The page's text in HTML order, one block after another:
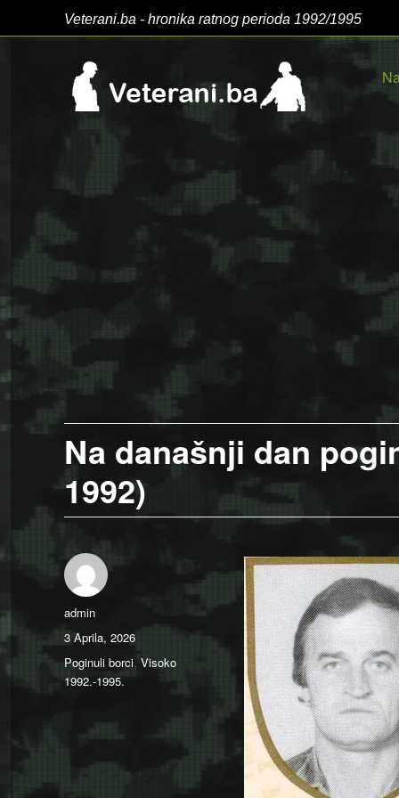
Veterani.ba - hronika ratnog perioda 1992/1995
Na današnji dan
1992)
Author
admin
Posted
on
3 Aprila, 2026
Categories
Poginuli borci, Visoko
1992.-1995.